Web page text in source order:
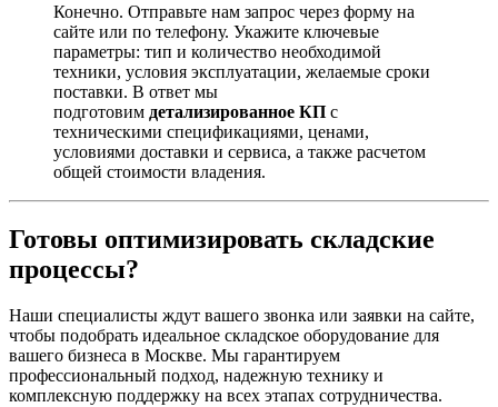
Конечно. Отправьте нам запрос через форму на
сайте или по телефону. Укажите ключевые
параметры: тип и количество необходимой
техники, условия эксплуатации, желаемые сроки
поставки. В ответ мы
подготовим детализированное КП с
техническими спецификациями, ценами,
условиями доставки и сервиса, а также расчетом
общей стоимости владения.
Готовы оптимизировать складские
процессы?
Наши специалисты ждут вашего звонка или заявки на сайте,
чтобы подобрать идеальное складское оборудование для
вашего бизнеса в Москве. Мы гарантируем
профессиональный подход, надежную технику и
комплексную поддержку на всех этапах сотрудничества.